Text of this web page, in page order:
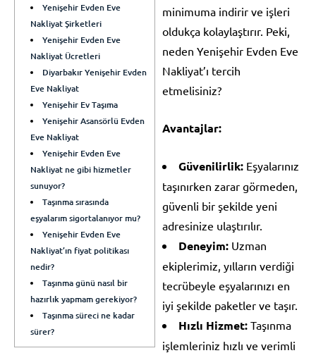
Yenişehir Evden Eve
Nakliyat Şirketleri
Yenişehir Evden Eve
Nakliyat Ücretleri
Diyarbakır Yenişehir Evden
Eve Nakliyat
Yenişehir Ev Taşıma
Yenişehir Asansörlü Evden
Eve Nakliyat
Yenişehir Evden Eve
Nakliyat ne gibi hizmetler
sunuyor?
Taşınma sırasında
eşyalarım sigortalanıyor mu?
Yenişehir Evden Eve
Nakliyat’ın fiyat politikası
nedir?
Taşınma günü nasıl bir
hazırlık yapmam gerekiyor?
Taşınma süreci ne kadar
sürer?
minimuma indirir ve işleri
oldukça kolaylaştırır. Peki,
neden Yenişehir Evden Eve
Nakliyat’ı tercih
etmelisiniz?
Avantajlar:
Güvenilirlik: Eşyalarınız
taşınırken zarar görmeden,
güvenli bir şekilde yeni
adresinize ulaştırılır.
Deneyim: Uzman
ekiplerimiz, yılların verdiği
tecrübeyle eşyalarınızı en
iyi şekilde paketler ve taşır.
Hızlı Hizmet: Taşınma
işlemleriniz hızlı ve verimli